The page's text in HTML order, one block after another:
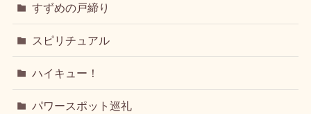
すずめの戸締り
スピリチュアル
ハイキュー！
パワースポット巡礼